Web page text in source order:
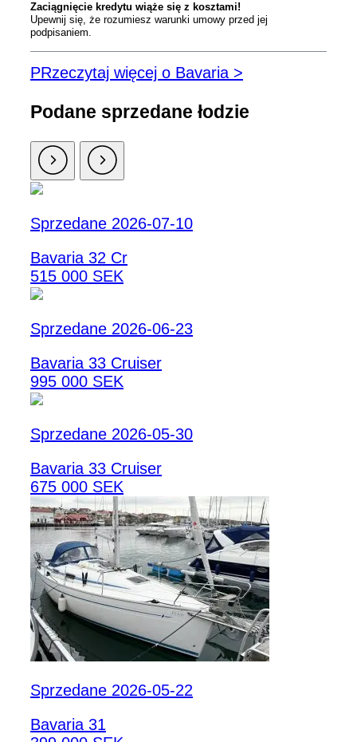
Zaciągnięcie kredytu wiąże się z kosztami!
Upewnij się, że rozumiesz warunki umowy przed jej
podpisaniem.
PRzeczytaj więcej o Bavaria >
Podane sprzedane łodzie
Sprzedane 2026-07-10
Bavaria 32 Cr
515 000 SEK
Sprzedane 2026-06-23
Bavaria 33 Cruiser
995 000 SEK
Sprzedane 2026-05-30
Bavaria 33 Cruiser
675 000 SEK
Sprzedane 2026-05-22
Bavaria 31